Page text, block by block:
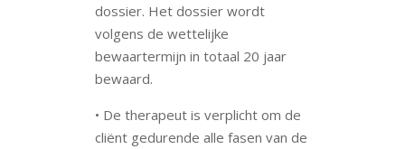
dossier. Het dossier wordt
volgens de wettelijke
bewaartermijn in totaal 20 jaar
bewaard.
• De therapeut is verplicht om de
cliënt gedurende alle fasen van de